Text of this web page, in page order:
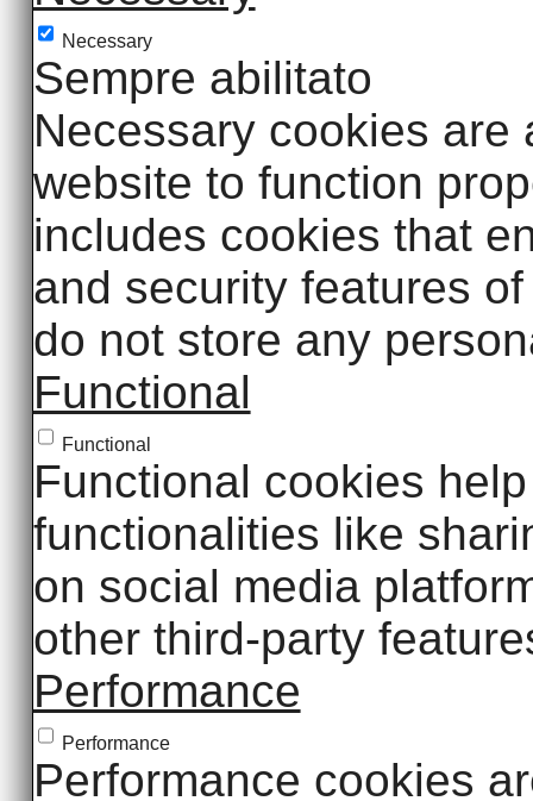
Necessary
Sempre abilitato
Necessary cookies
website to function
includes cookies that
and security features
do not store any
Functional
Functional
Functional cookies
functionalities like
on social media
other third-party
Performance
Performance
Performance cookies